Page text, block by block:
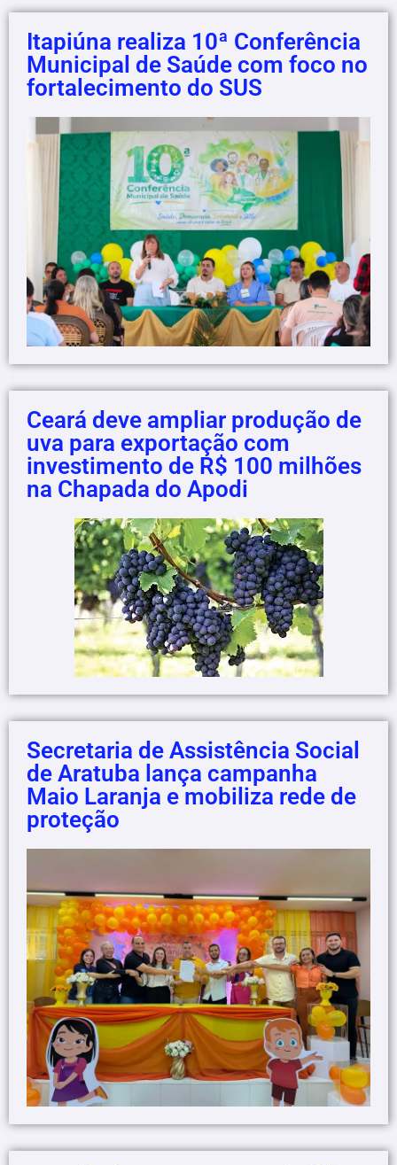
Itapiúna realiza 10ª Conferência
Municipal de Saúde com foco no
fortalecimento do SUS
Ceará deve ampliar produção de
uva para exportação com
investimento de R$ 100 milhões
na Chapada do Apodi
Secretaria de Assistência Social
de Aratuba lança campanha
Maio Laranja e mobiliza rede de
proteção